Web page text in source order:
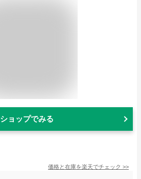
ショップでみる
価格と在庫を楽天でチェック >>